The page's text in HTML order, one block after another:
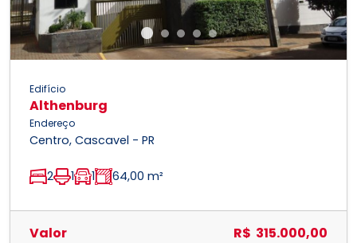
Edifício
Althenburg
Endereço
Centro, Cascavel - PR
2 1 1 64,00 m²
Valor R$ 315.000,00